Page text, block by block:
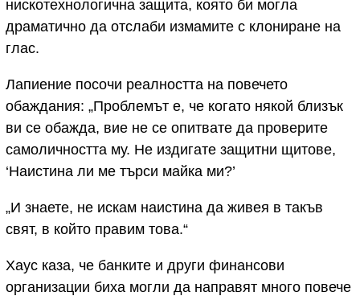
нискотехнологична защита, която би могла
драматично да отслаби измамите с клониране на
глас.
Лапиение посочи реалността на повечето
обаждания: „Проблемът е, че когато някой близък
ви се обажда, вие не се опитвате да проверите
самоличността му. Не издигате защитни щитове,
‘Наистина ли ме търси майка ми?’
„И знаете, не искам наистина да живея в такъв
свят, в който правим това.“
Хаус каза, че банките и други финансови
организации биха могли да направят много повече